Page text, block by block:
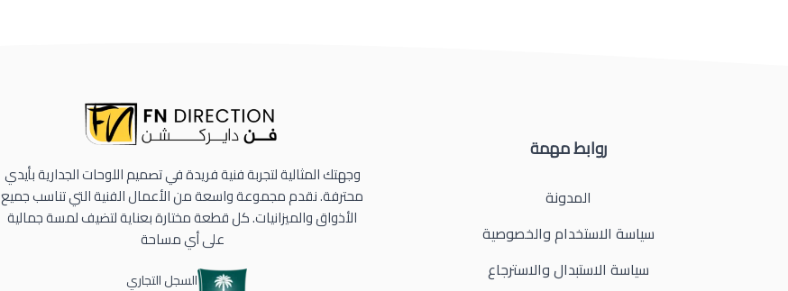
روابط مهمة
المدونة
سياسة الاستخدام والخصوصية
سياسة الاستبدال والاسترجاع
وجهتك المثالية لتجربة فنية فريدة في تصميم اللوحات الجدارية بأيدي
محترفة. نقدم مجموعة واسعة من الأعمال الفنية التي تناسب جميع
الأذواق والميزانيات. كل قطعة مختارة بعناية لتضيف لمسة جمالية
على أي مساحة
السجل التجاري